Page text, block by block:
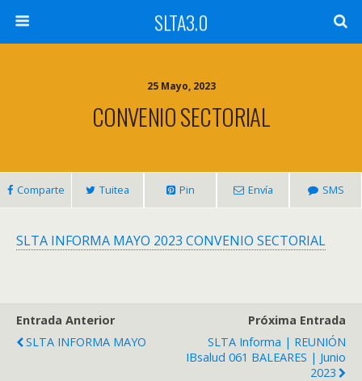
SLTA3.0
25 Mayo, 2023
CONVENIO SECTORIAL
Comparte Tuitea Pin Envía SMS
SLTA INFORMA MAYO 2023 CONVENIO SECTORIAL
Entrada Anterior
SLTA INFORMA MAYO
Próxima Entrada
SLTA Informa | REUNIÓN
IBsalud 061 BALEARES | Junio
2023